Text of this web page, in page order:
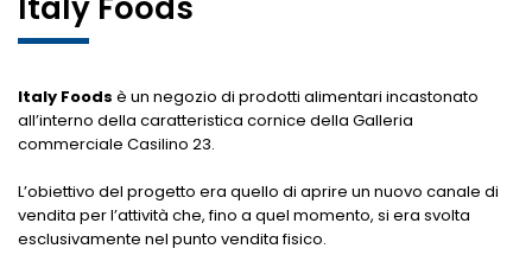
Italy Foods è un negozio di prodotti alimentari incastonato
all’interno della caratteristica cornice della Galleria
commerciale Casilino 23.
L’obiettivo del progetto era quello di aprire un nuovo canale di
vendita per l’attività che, fino a quel momento, si era svolta
esclusivamente nel punto vendita fisico.